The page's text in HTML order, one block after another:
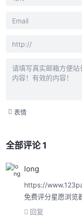
表情
全部评论 1
long
https://
免费评分星愿浏览
回复